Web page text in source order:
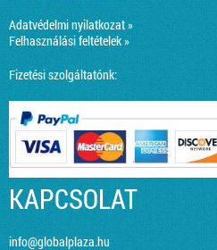
Adatvédelmi nyilatkozat »
Felhasználási feltételek »
Fizetési szolgáltatónk:
KAPCSOLAT
info@globalplaza.hu